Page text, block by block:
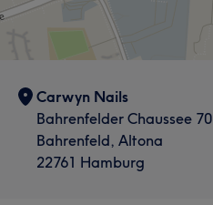
Carwyn Nails
Bahrenfelder Chaussee 70
Bahrenfeld, Altona
22761 Hamburg